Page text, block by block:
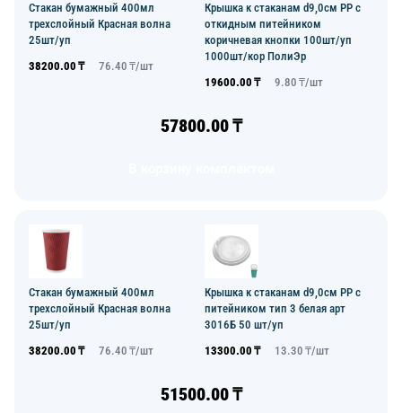
Стакан бумажный 400мл
трехслойный Красная волна
25шт/уп
38200.00 ₸ 76.40 ₸/шт
Крышка к стаканам d9,0см PP с
откидным питейником
коричневая кнопки 100шт/уп
1000шт/кор ПолиЭр
19600.00 ₸ 9.80 ₸/шт
57800.00₸
Стакан бумажный 400мл
трехслойный Красная волна
25шт/уп
38200.00 ₸ 76.40 ₸/шт
Крышка к стаканам d9,0см PP с
питейником тип 3 белая арт
3016Б 50 шт/уп
13300.00 ₸ 13.30 ₸/шт
51500.00₸